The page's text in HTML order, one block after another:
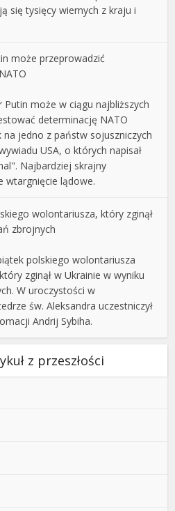
się tysięcy wiernych z kraju i
może przeprowadzić
Putin może w ciągu najbliższych
determinację NATO
jedno z państw sojuszniczych
USA, o których napisał
Najbardziej skrajny
wtargnięcie lądowe.
wolontariusza, który zginął
zbrojnych
polskiego wolontariusza
zginął w Ukrainie w wyniku
W uroczystości w
św. Aleksandra uczestniczył
Andrij Sybiha.
z przeszłości